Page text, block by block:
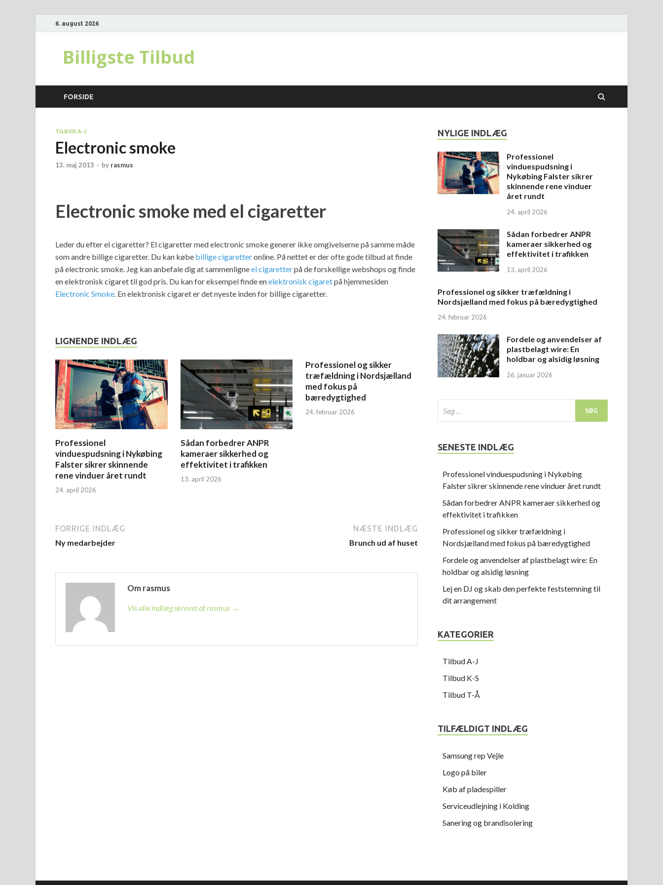
6. august 2026
Billigste Tilbud
FORSIDE
TILBUD A-J
Electronic smoke
13. maj 2013 - by rasmus
Electronic smoke med el cigaretter
Leder du efter el cigaretter? El cigaretter med electronic smoke generer ikke omgivelserne på samme måde
som andre billige cigaretter. Du kan købe billige cigaretteronline. På nettet er der ofte gode tilbud at finde
på electronic smoke. Jeg kan anbefale dig at sammenligneel cigaretterpå de forskellige webshops og finde
en elektronisk cigaret til god pris. Du kan for eksempel finde enelektronisk cigaretpå hjemmesiden
Electronic Smoke. En elektronisk cigaret er det nyeste inden for billige cigaretter.
LIGNENDE INDLÆG
Professionel
vinduespudsning i Nykøbing
Falster sikrer skinnende
rene vinduer året rundt
24. april 2026
Sådan forbedrer ANPR
kameraer sikkerhed og
effektivitet i trafikken
13. april 2026
Professionel og sikker
træfældning i Nordsjælland
med fokus på
bæredygtighed
24. februar 2026
FORRIGE INDLÆG
Ny medarbejder
NÆSTE INDLÆG
Brunch ud af huset
Om rasmus
Vis alle indlæg skrevet af rasmus →
NYLIGE INDLÆG
Professionel
vinduespudsning i
Nykøbing Falster sikrer
skinnende rene vinduer
året rundt
24. april 2026
Sådan forbedrer ANPR
kameraer sikkerhed og
effektivitet i trafikken
13. april 2026
Professionel og sikker træfældning i
Nordsjælland med fokus på bæredygtighed
24. februar 2026
Fordele og anvendelser af
plastbelagt wire: En
holdbar og alsidig løsning
26. januar 2026
SENESTE INDLÆG
Professionel vinduespudsning i Nykøbing
Falster sikrer skinnende rene vinduer året rundt
Sådan forbedrer ANPR kameraer sikkerhed og
effektivitet i trafikken
Professionel og sikker træfældning i
Nordsjælland med fokus på bæredygtighed
Fordele og anvendelser af plastbelagt wire: En
holdbar og alsidig løsning
Lej en DJ og skab den perfekte feststemning til
dit arrangement
KATEGORIER
Tilbud A-J
Tilbud K-S
Tilbud T-Å
TILFÆLDIGT INDLÆG
Samsung rep Vejle
Logo på biler
Køb af pladespiller
Serviceudlejning i Kolding
Sanering og brandisolering